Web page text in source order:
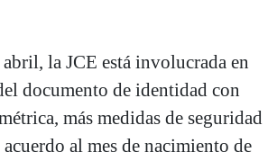
la JCE está involucrada en
documento de identidad con
más medidas de seguridad
acuerdo al mes de nacimiento de